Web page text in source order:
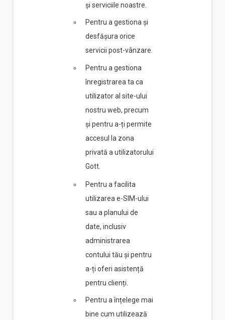
și serviciile noastre.
Pentru a gestiona și
desfășura orice
servicii post-vânzare.
Pentru a gestiona
înregistrarea ta ca
utilizator al site-ului
nostru web, precum
și pentru a-ți permite
accesul la zona
privată a utilizatorului
Gott.
Pentru a facilita
utilizarea e-SIM-ului
sau a planului de
date, inclusiv
administrarea
contului tău și pentru
a-ți oferi asistență
pentru clienți.
Pentru a înțelege mai
bine cum utilizează